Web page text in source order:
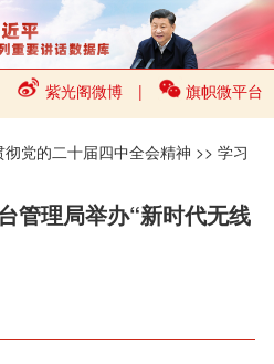
紫光阁微博 | 旗帜微平台
彻党的二十届四中全会精神 >>学习
管理局举办“新时代无线